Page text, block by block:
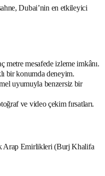
Dubai’nin en etkileyici
metre mesafede izleme imkânı.
bir konumda deneyim.
uyumuyla benzersiz bir
ve video çekim fırsatları.
Arap Emirlikleri (Burj Khalifa